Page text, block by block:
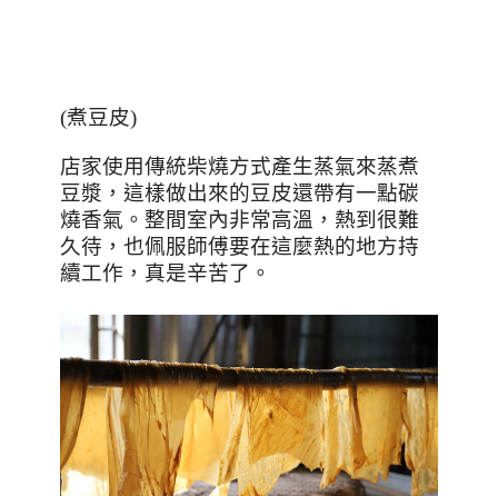
(煮豆皮)
店家使用傳統柴燒方式產生蒸氣來蒸煮
豆漿，這樣做出來的豆皮還帶有一點碳
燒香氣。整間室內非常高溫，熱到很難
久待，也佩服師傅要在這麼熱的地方持
續工作，真是辛苦了。